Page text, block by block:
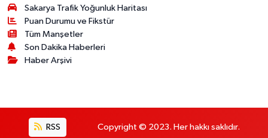
Sakarya Trafik Yoğunluk Haritası
Puan Durumu ve Fikstür
Tüm Manşetler
Son Dakika Haberleri
Haber Arşivi
RSS Copyright © 2023. Her hakkı saklıdır.